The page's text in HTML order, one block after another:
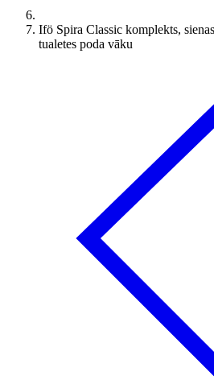
Ifö Spira Classic komplekts,
tualetes poda vāku